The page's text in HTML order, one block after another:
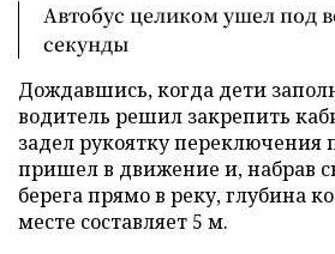
Автобус целиком ушел под
секунды
Дождавшись, когда дети
водитель решил закрепить
задел рукоятку переключения
пришел в движение и, набрав
берега прямо в реку, глубина
месте составляет 5 м.